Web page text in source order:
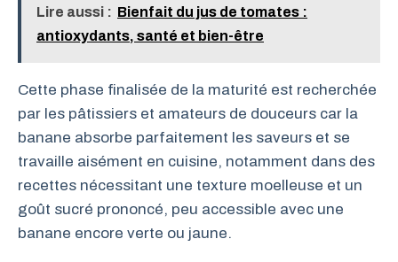
Lire aussi : Bienfait du jus de tomates :
antioxydants, santé et bien-être
Cette phase finalisée de la maturité est recherchée
par les pâtissiers et amateurs de douceurs car la
banane absorbe parfaitement les saveurs et se
travaille aisément en cuisine, notamment dans des
recettes nécessitant une texture moelleuse et un
goût sucré prononcé, peu accessible avec une
banane encore verte ou jaune.